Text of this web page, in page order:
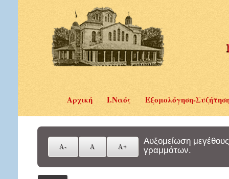
Αρχική Ι.Ναός Εξομολόγηση-
Αυξομείωση μεγέθους
γραμμάτων.